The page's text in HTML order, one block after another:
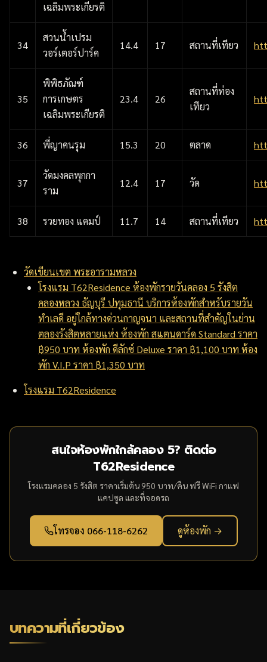
เฉลิมพระเกียรติ
34
สวนน้ำเปรม
วอร์เตอร์ปาร์ค
14.4 17 สถานที่เทียว
35
พิพิธภัณฑ์
การเกษตร
เฉลิมพระเกียรติ
23.4 26
สถานที่ท่อง
เทียว
36 พี่ญาคนรุม 15.3 20 ตลาด
37
วัดมงคลพุกกา
ราม
12.4 17 วัด
38 รวยทอง แคมป์ 11.7 14 สถานที่เทียว
วัดเขียนเขต พระอารามหลวง
โรงแรม T62Residence ห้องพักรายวันคลอง 5 รังสิต
คลองหลวง ธัญบุรี ปทุมธานี บริการห้องพักสำหรับรายวัน
ทำเลดี อยู่ใกล้ทางด่วนกาญจนา และสถานที่สำคัญในย่าน
ตลองรังสิตหลายแห่ง ห้องพัก สแตนดาร์ด Standard ราคา
฿950 บาท ห้องพัก ดีลักซ์ Deluxe ราคา ฿1,100 บาท ห้อง
พัก V.I.P ราคา ฿1,350 บาท
โรงแรม T62Residence
สนใจห้องพักใกล้คลอง 5? ติดต่อ
T62Residence
โรงแรมคลอง 5 รังสิต ราคาเริ่มต้น 950 บาท/คืน ฟรี WiFi กาแฟ
แคปซูล และที่จอดรถ
โทรจอง 066-118-6262 ดูห้องพัก →
บทความที่เกี่ยวข้อง